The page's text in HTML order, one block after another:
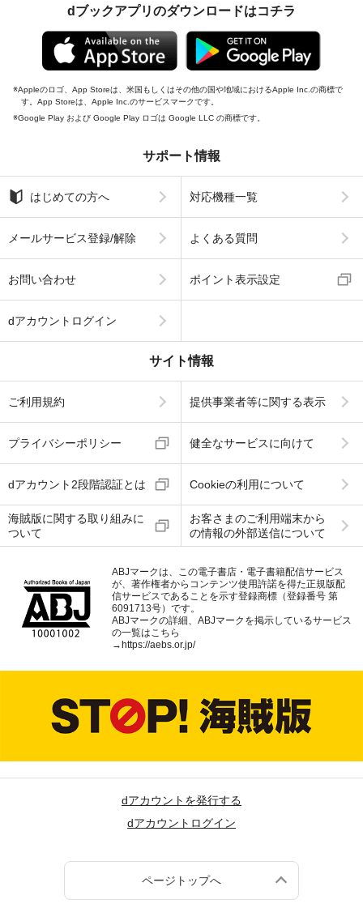
dブックアプリのダウンロードはコチラ
Appleのロゴ、App Storeは、米国もしくはその他の国や地域におけるApple Inc.の商標で
す。App Storeは、Apple Inc.のサービスマークです。
Google Play および Google Play ロゴは Google LLC の商標です。
サポート情報
はじめての方へ 対応機種一覧
メールサービス登録/解除 よくある質問
お問い合わせ ポイント表示設定
dアカウントログイン
サイト情報
ご利用規約 提供事業者等に関する表示
プライバシーポリシー 健全なサービスに向けて
dアカウント2段階認証とは Cookieの利用について
海賊版に関する取り組みに
ついて
お客さまのご利用端末から
の情報の外部送信について
ABJマークは、この電子書店・電子書籍配信サービス
が、著作権者からコンテンツ使用許諾を得た正規版配
信サービスであることを示す登録商標（登録番号 第
6091713号）です。
ABJマークの詳細、ABJマークを掲示しているサービス
の一覧はこちら
→ https://aebs.or.jp/
dアカウントを発行する
dアカウントログイン
ページトップへ